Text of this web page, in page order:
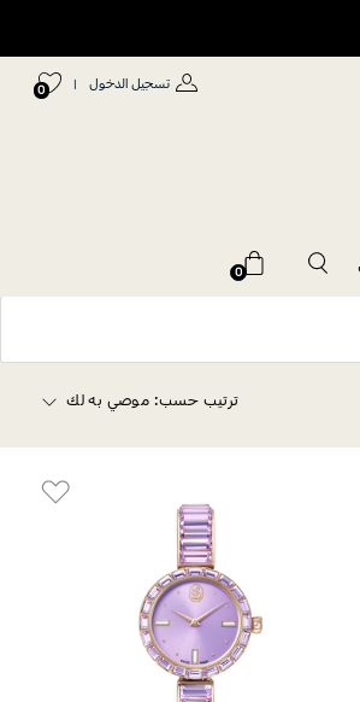
تسجيل الدخول |
0
0
ترتيب حسب: موصي به لك